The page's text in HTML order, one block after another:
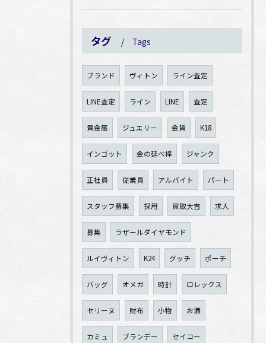
タグ Tags
ブランド ヴィトン ライン査定
LINE査定 ライン LINE 査定
貴金属 ジュエリー 金貨 K18
インゴット 金の延べ棒 ジャンク
正社員 従業員 アルバイト パート
スタッフ募集 採用 買取大吉 求人
募集 ラザールダイヤモンド
ルイヴィトン K24 グッチ ポーチ
バッグ オメガ 時計 ロレックス
セリーヌ 財布 小物 お酒
カミュ ブランデー セイコー